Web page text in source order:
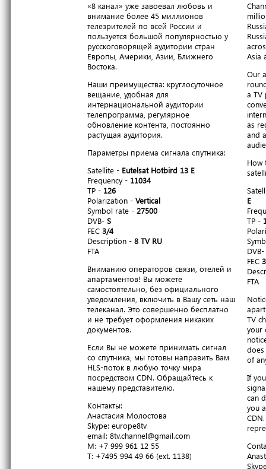
«8 канал» уже завоевал любовь и
внимание более 45 миллионов
телезрителей по всей России и
пользуется большой популярностью у
русскоговорящей аудитории стран
Европы, Америки, Азии, Ближнего
Востока.
Наши преимущества: круглосуточное
вещание, удобная для
интернациональной аудитории
телепрограмма, регулярное
обновление контента, постоянно
растущая аудитория.
Параметры приема сигнала спутника:
Satellite - Eutelsat Hotbird 13 E
Frequency - 11034
TP - 126
Polarization - Vertical
Symbol rate - 27500
DVB- S
FEC 3/4
Description - 8 TV RU
FTA
Вниманию операторов связи, отелей и
апартаментов! Вы можете
самостоятельно, без официального
уведомления, включить в Вашу сеть наш
телеканал. Это совершенно бесплатно
и не требует оформления никаких
документов.
Если Вы не можете принимать сигнал
со спутника, мы готовы направить Вам
HLS-поток в любую точку мира
посредством CDN. Обращайтесь к
нашему представителю.
Контакты:
Анастасия Молостова
​Skype: europe8tv
email: 8tv.channel@gmail.com
M: +7 999 961 12 55
T​: +7495 994 49 66 (ext. 1138)
Asia
Our
a TV
as
and
How
E
TP -
DVB-
FEC
FTA
TV
your
of
If
can
you